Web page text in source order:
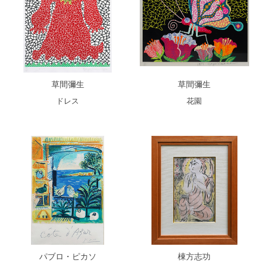
草間彌生
ドレス
草間彌生
花園
パブロ・ピカソ 棟方志功